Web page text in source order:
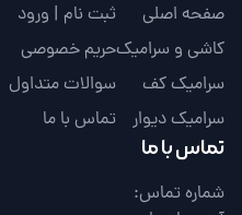
صفحه اصلی
کاشی و سرامیک
سرامیک کف
سرامیک دیوار
ثبت نام | ورود
حریم خصوصی
سوالات متداول
تماس با ما
تماس با ما
شماره تماس: